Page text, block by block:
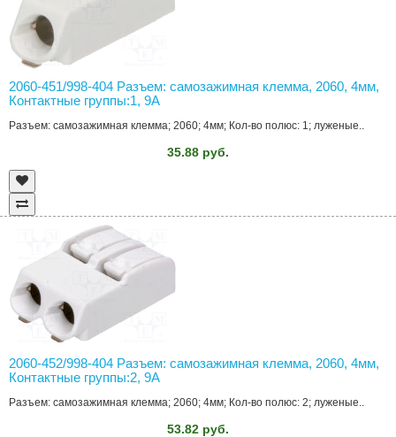
2060-451/998-404 Разъем: самозажимная клемма, 2060, 4мм,
Контактные группы:1, 9А
Разъем: самозажимная клемма; 2060; 4мм; Кол-во полюс: 1; луженые..
35.88 руб.
2060-452/998-404 Разъем: самозажимная клемма, 2060, 4мм,
Контактные группы:2, 9А
Разъем: самозажимная клемма; 2060; 4мм; Кол-во полюс: 2; луженые..
53.82 руб.